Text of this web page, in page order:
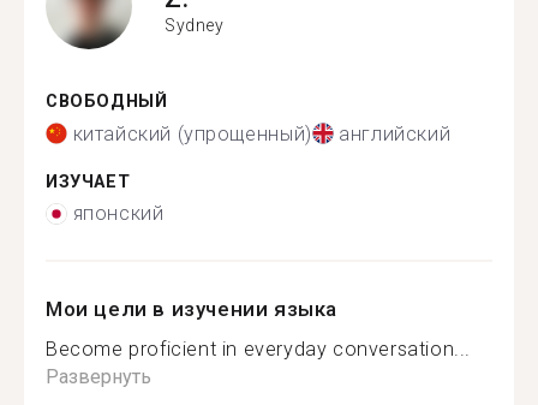
Sydney
СВОБОДНЫЙ
китайский (упрощенный) английский
ИЗУЧАЕТ
японский
Мои цели в изучении языка
Become proficient in everyday conversation...
Развернуть